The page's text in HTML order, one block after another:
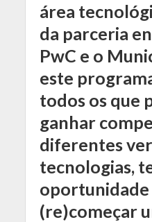
área
da parceria
PwC e o
este
todos os que
ganhar
diferentes
tecnologias,
oportunidade
(re)começar